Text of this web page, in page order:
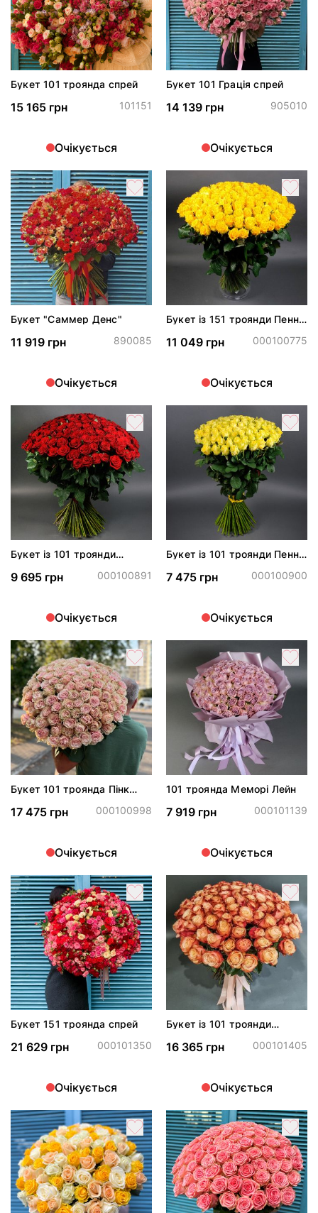
Букет 101 троянда спрей
15 165 грн 101151
Очікується
Букет 101 Грація спрей
14 139 грн 905010
Очікується
Букет "Саммер Денс"
11 919 грн 890085
Очікується
Букет із 151 троянди Пенні
11 049 грн 000100775
Очікується
Букет із 101 троянди
9 695 грн 000100891
Очікується
Букет із 101 троянди Пенні
7 475 грн 000100900
Очікується
Букет 101 троянда Пінк
17 475 грн 000100998
Очікується
101 троянда Меморі Лейн
7 919 грн 000101139
Очікується
Букет 151 троянда спрей
21 629 грн 000101350
Очікується
Букет із 101 троянди
16 365 грн 000101405
Очікується